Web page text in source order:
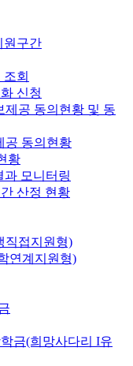
원구간
회
신청
제공 동의현황 및 동
공 동의현황
황
과 모니터링
산정 현황
직접지원형)
연계지원형)
금(희망사다리 I유